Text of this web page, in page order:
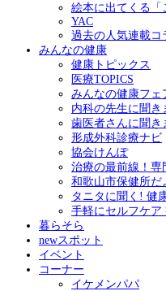
絵本に出てくる「
YAC
過去の人気連載コ
みんなの健康
健康トピックス
医療TOPICS
みんなの健康フェ
内科の先生に聞き
歯医者さんに聞き
形成外科診療ナビ
協会けんぽ
治療の最前線！専
和歌山市保健所だ
タニタに聞く! 健
手軽にセルフケア
暮らそら
newスポット
イベント
コーナー
イケメンパパ